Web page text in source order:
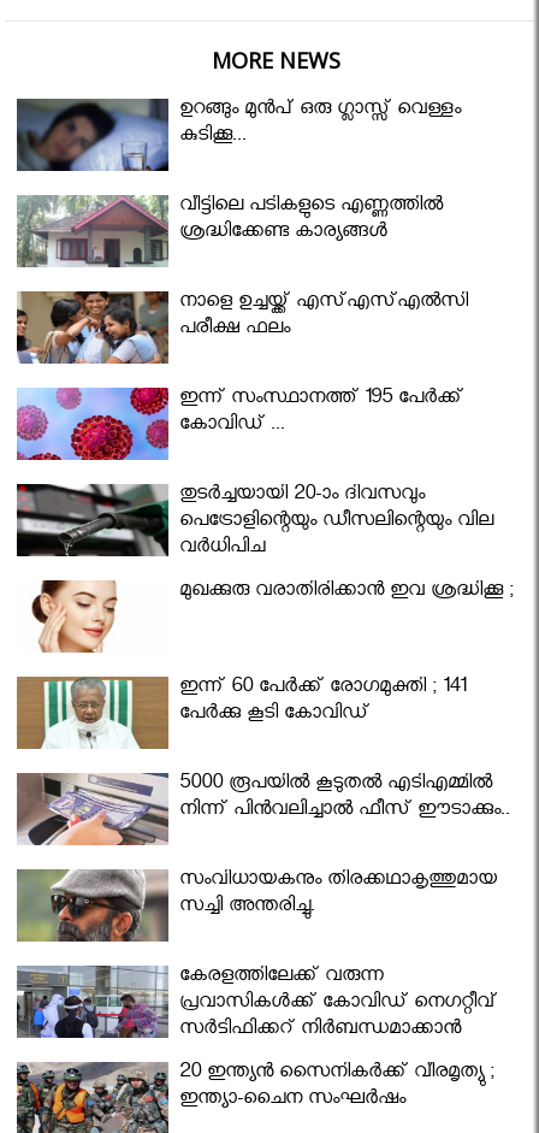
MORE NEWS
ഉറങ്ങും മുന്‍പ് ഒരു ഗ്ലാസ്സ് വെള്ളം
കുടിക്കൂ...
വീട്ടിലെ പടികളുടെ എണ്ണത്തിൽ
ശ്രദ്ധിക്കേണ്ട കാര്യങ്ങൾ
നാളെ ഉച്ചയ്ക്ക് എസ്എസ്എല്‍സി
പരീക്ഷ ഫലം
ഇന്ന് സംസ്ഥാനത്ത് 195 പേര്‍ക്ക്
കോവിഡ് ...
തുടർച്ചയായി 20-ാം ദിവസവും
പെട്രോളിന്റെയും ഡീസലിന്റെയും വില
വര്‍ധിപ്പിച്ചു
മുഖക്കുരു വരാതിരിക്കാന്‍ ഇവ ശ്രദ്ധിക്കൂ ;
ഇന്ന് 60 പേർക്ക് രോഗമുക്തി ; 141
പേര്‍ക്കു കൂടി കോവിഡ്
5000 രൂപയിൽ കൂടുതൽ എടിഎമ്മിൽ
നിന്ന് പിൻവലിച്ചാൽ ഫീസ് ഈടാക്കും..
സംവിധായകനും തിരക്കഥാകൃത്തുമായ
സച്ചി അന്തരിച്ചു.
കേരളത്തിലേക്ക് വരുന്ന
പ്രവാസികള്‍ക്ക് കോവിഡ് നെഗറ്റീവ്
സര്‍ട്ടിഫിക്കറ്റ് നിർബന്ധമാക്കാൻ
മന്ത്രിസഭ
20 ഇന്ത്യൻ സൈനികർക്ക് വീരമൃത്യു ;
ഇന്ത്യാ-ചൈന സംഘർഷം